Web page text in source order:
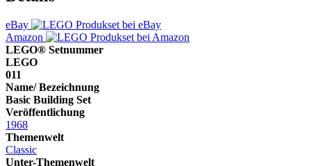
eBay
Amazon
LEGO® Setnummer
LEGO
011
Name/ Bezeichnung
Basic Building Set
Veröffentlichung
1968
Themenwelt
Classic
Unter-Themenwelt